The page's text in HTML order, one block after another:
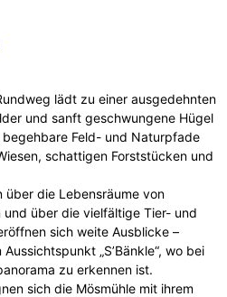
lädt zu einer ausgedehnten
und sanft geschwungene Hügel
Feld- und Naturpfade
schattigen Forststücken und
über die Lebensräume von
über die vielfältige Tier- und
sich weite Ausblicke –
„S’Bänkle“, wo bei
zu erkennen ist.
sich die Mösmühle mit ihrem